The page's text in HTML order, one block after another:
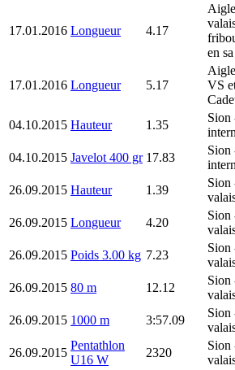
17.01.2016 Longueur 4.17
Aigle
en sa
17.01.2016 Longueur 5.17
Aigle
VS
04.10.2015 Hauteur 1.35
Sion
04.10.2015 Javelot 400 gr 17.83
Sion
26.09.2015 Hauteur 1.39
Sion
26.09.2015 Longueur 4.20
Sion
26.09.2015 Poids 3.00 kg 7.23
Sion
26.09.2015 80 m 12.12
Sion
26.09.2015 1000 m 3:57.09
Sion
26.09.2015
Pentathlon
U16 W
2320
Sion